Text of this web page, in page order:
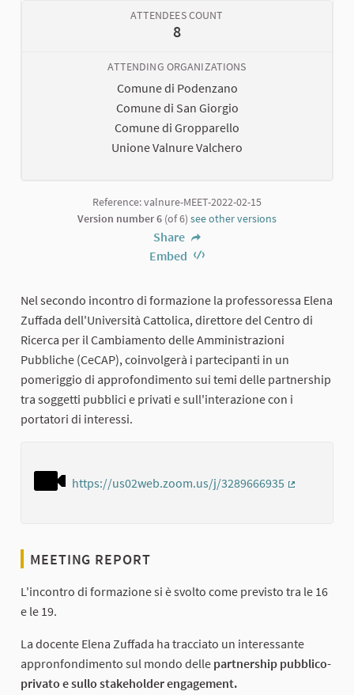
ATTENDEES COUNT
8
ATTENDING ORGANIZATIONS
Comune di Podenzano
Comune di San Giorgio
Comune di Gropparello
Unione Valnure Valchero
Reference: valnure-MEET-2022-02-15
Version number 6 (of 6) see other versions
Share
Embed
Nel secondo incontro di formazione la professoressa Elena
Zuffada dell'Università Cattolica, direttore del Centro di
Ricerca per il Cambiamento delle Amministrazioni
Pubbliche (CeCAP), coinvolgerà i partecipanti in un
pomeriggio di approfondimento sui temi delle partnership
tra soggetti pubblici e privati e sull'interazione con i
portatori di interessi.
https://us02web.zoom.us/j/3289666935
MEETING REPORT
L'incontro di formazione si è svolto come previsto tra le 16
e le 19.
La docente Elena Zuffada ha tracciato un interessante
appronfondimento sul mondo delle partnership pubblico-
privato e sullo stakeholder engagement.